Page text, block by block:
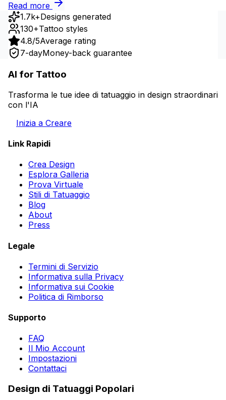
Read more
1.7k+Designs generated
130+Tattoo styles
4.8/5Average rating
7-dayMoney-back guarantee
AI for Tattoo
Trasforma le tue idee di tatuaggio in design straordinari
con l'IA
Inizia a Creare
Link Rapidi
Crea Design
Esplora Galleria
Prova Virtuale
Stili di Tatuaggio
Blog
About
Press
Legale
Termini di Servizio
Informativa sulla Privacy
Informativa sui Cookie
Politica di Rimborso
Supporto
FAQ
Il Mio Account
Impostazioni
Contattaci
Design di Tatuaggi Popolari